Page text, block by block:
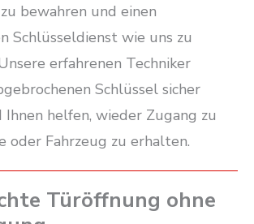
bewahren und einen
Schlüsseldienst wie uns zu
erfahrenen Techniker
Schlüssel sicher
helfen, wieder Zugang zu
oder Fahrzeug zu erhalten.
Türöffnung ohne